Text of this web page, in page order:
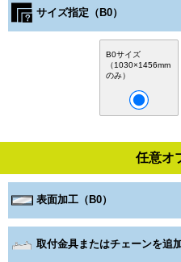
サイズ指定（B0）
B0サイズ
（1030×1456mm
のみ）
任意オ
表面加工（B0）
取付金具またはチェーンを追